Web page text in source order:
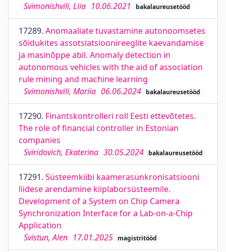
Svimonishvili, Liia 10.06.2021 bakalaureusetööd
17289. Anomaaliate tuvastamine autonoomsetes
sõidukites assotsiatsioonireeglite kaevandamise
ja masinõppe abil. Anomaly detection in
autonomous vehicles with the aid of association
rule mining and machine learning
Svimonishvili, Mariia 06.06.2024 bakalaureusetööd
17290. Finantskontrolleri roll Eesti ettevõtetes.
The role of financial controller in Estonian
companies
Sviridovich, Ekaterina 30.05.2024 bakalaureusetööd
17291. Süsteemkiibi kaamerasünkronisatsiooni
liidese arendamine kiiplaborsüsteemile.
Development of a System on Chip Camera
Synchronization Interface for a Lab-on-a-Chip
Application
Svistun, Alen 17.01.2025 magistritööd